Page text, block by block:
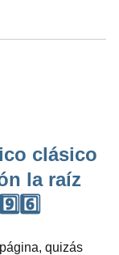
clásico
la raíz
quizás